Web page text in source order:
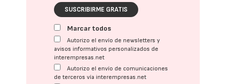
SUSCRIBIRME GRATIS
Marcar todos
Autorizo el envío de newsletters y
avisos informativos personalizados de
interempresas.net
Autorizo el envío de comunicaciones
de terceros vía interempresas.net